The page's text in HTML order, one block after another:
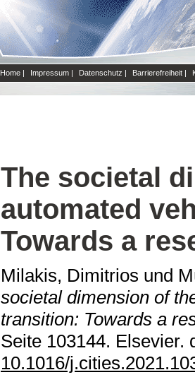
Home | Impressum | Datenschutz | Barrierefreiheit |
The societal
automated
Towards a
Milakis, Dimitrios und
societal dimension of
transition: Towards a
Seite 103144. Elsevier.
10.1016/